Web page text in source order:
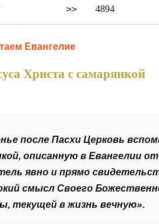
>> 4894
Евангелие
Христа с самарянкой
после Пасхи Церковь
описанную в Евангелии
явно и прямо
смысл Своего
текущей в жизнь вечную».